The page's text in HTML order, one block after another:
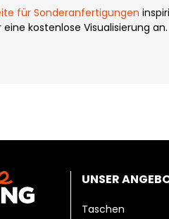
für Sonderanfertigungen
kostenlose Visualisierung an.
UNSER
Taschen